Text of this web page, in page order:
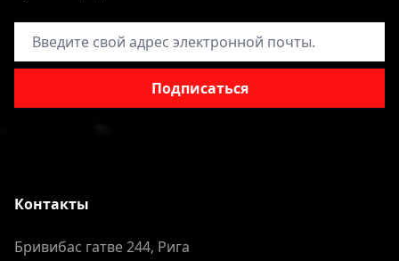
Адрес электронной почты
Подписаться
Контакты
Бривибас гатве 244, Рига